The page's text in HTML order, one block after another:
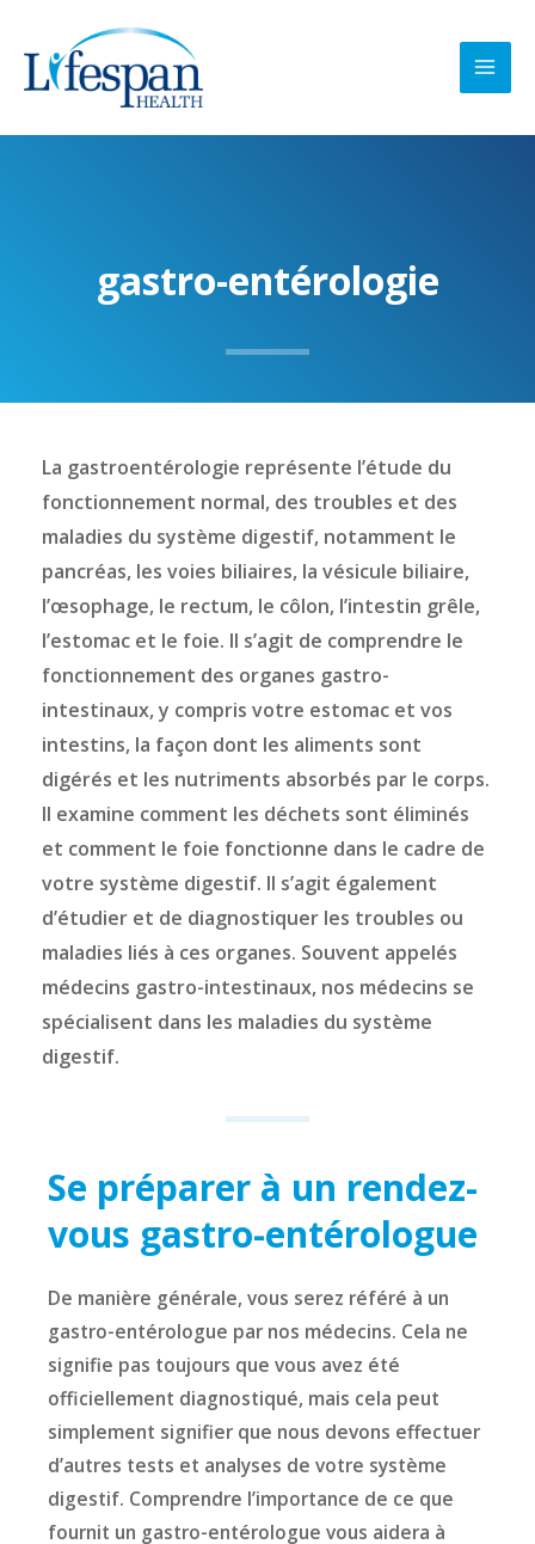
contenu
gastro-entérologie
La gastroentérologie représente l’étude du
fonctionnement normal, des troubles et des
maladies du système digestif, notamment le
pancréas, les voies biliaires, la vésicule biliaire,
l’œsophage, le rectum, le côlon, l’intestin grêle,
l’estomac et le foie. Il s’agit de comprendre le
fonctionnement des organes gastro-
intestinaux, y compris votre estomac et vos
intestins, la façon dont les aliments sont
digérés et les nutriments absorbés par le corps.
Il examine comment les déchets sont éliminés
et comment le foie fonctionne dans le cadre de
votre système digestif. Il s’agit également
d’étudier et de diagnostiquer les troubles ou
maladies liés à ces organes. Souvent appelés
médecins gastro-intestinaux, nos médecins se
spécialisent dans les maladies du système
digestif.
Se préparer à un rendez-
vous gastro-entérologue
De manière générale, vous serez référé à un
gastro-entérologue par nos médecins. Cela ne
signifie pas toujours que vous avez été
officiellement diagnostiqué, mais cela peut
simplement signifier que nous devons effectuer
d’autres tests et analyses de votre système
digestif. Comprendre l’importance de ce que
fournit un gastro-entérologue vous aidera à